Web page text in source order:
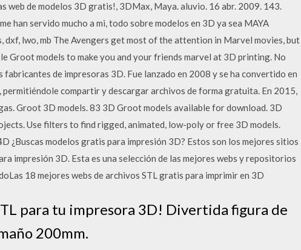
web de modelos 3D gratis!, 3DMax, Maya. aluvio. 16 abr. 2009. 143.
han servido mucho a mi, todo sobre modelos en 3D ya sea MAYA
dxf, lwo, mb The Avengers get most of the attention in Marvel movies, but
Groot models to make you and your friends marvel at 3D printing. No
de impresoras 3D. Fue lanzado en 2008 y se ha convertido en
permitiéndole compartir y descargar archivos de forma gratuita. En 2015,
Groot 3D models. 83 3D Groot models available for download. 3D
Use filters to find rigged, animated, low-poly or free 3D models.
¿Buscas modelos gratis para impresión 3D? Estos son los mejores sitios
impresión 3D. Esta es una selección de las mejores webs y repositorios
18 mejores webs de archivos STL gratis para imprimir en 3D
para tu impresora 3D! Divertida figura de
200mm.